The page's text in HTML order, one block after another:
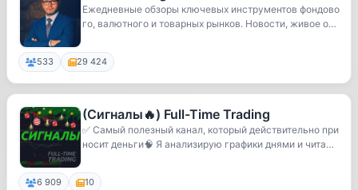
Ежедневные обзоры ключевых инструментов фондово
го, валютного и товарных рынков. Новости, живое о
533 29 424
(Сигналы🔥) Full-Time Trading
✅ Самый полезный канал, который действительно при
носит деньги🧠 Я анализирую графики днями и чита
6 909 10